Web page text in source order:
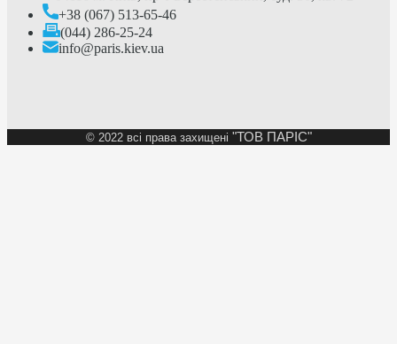
+38 (067) 513-65-46
(044) 286-25-24
info@paris.kiev.ua
© 2022 всі права захищені "ТОВ ПАРІС"